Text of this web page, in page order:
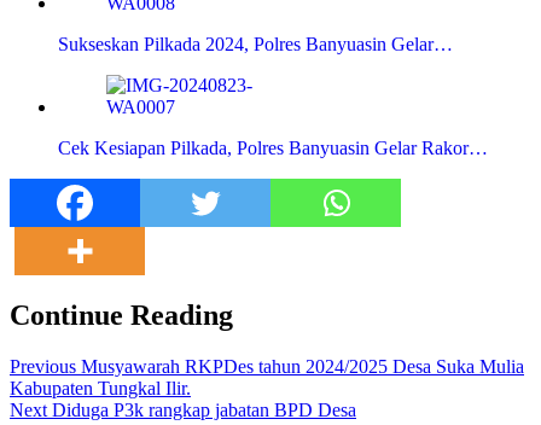
Sukseskan Pilkada 2024, Polres Banyuasin Gelar…
Cek Kesiapan Pilkada, Polres Banyuasin Gelar Rakor…
Continue Reading
Previous Musyawarah RKPDes tahun 2024/2025 Desa Suka Mulia
Kabupaten Tungkal Ilir.
Next Diduga P3k rangkap jabatan BPD Desa